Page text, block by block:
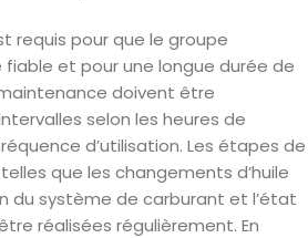
requis pour que le groupe
et pour une longue durée de
doivent être
selon les heures de
d’utilisation. Les étapes de
que les changements d’huile
du système de carburant et l’état
réalisées régulièrement. En